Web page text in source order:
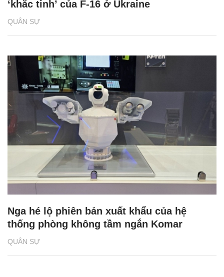
QUÂN SỰ
‘khắc tinh’ của F-16 ở Ukraine
QUÂN SỰ
Nga hé lộ phiên bản xuất khẩu của hệ
thống phòng không tầm ngắn Komar